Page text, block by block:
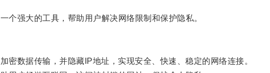
强大的工具，帮助用户解决网络限制和保护隐私。
数据传输，并隐藏IP地址，实现安全、快速、稳定的网络连接。